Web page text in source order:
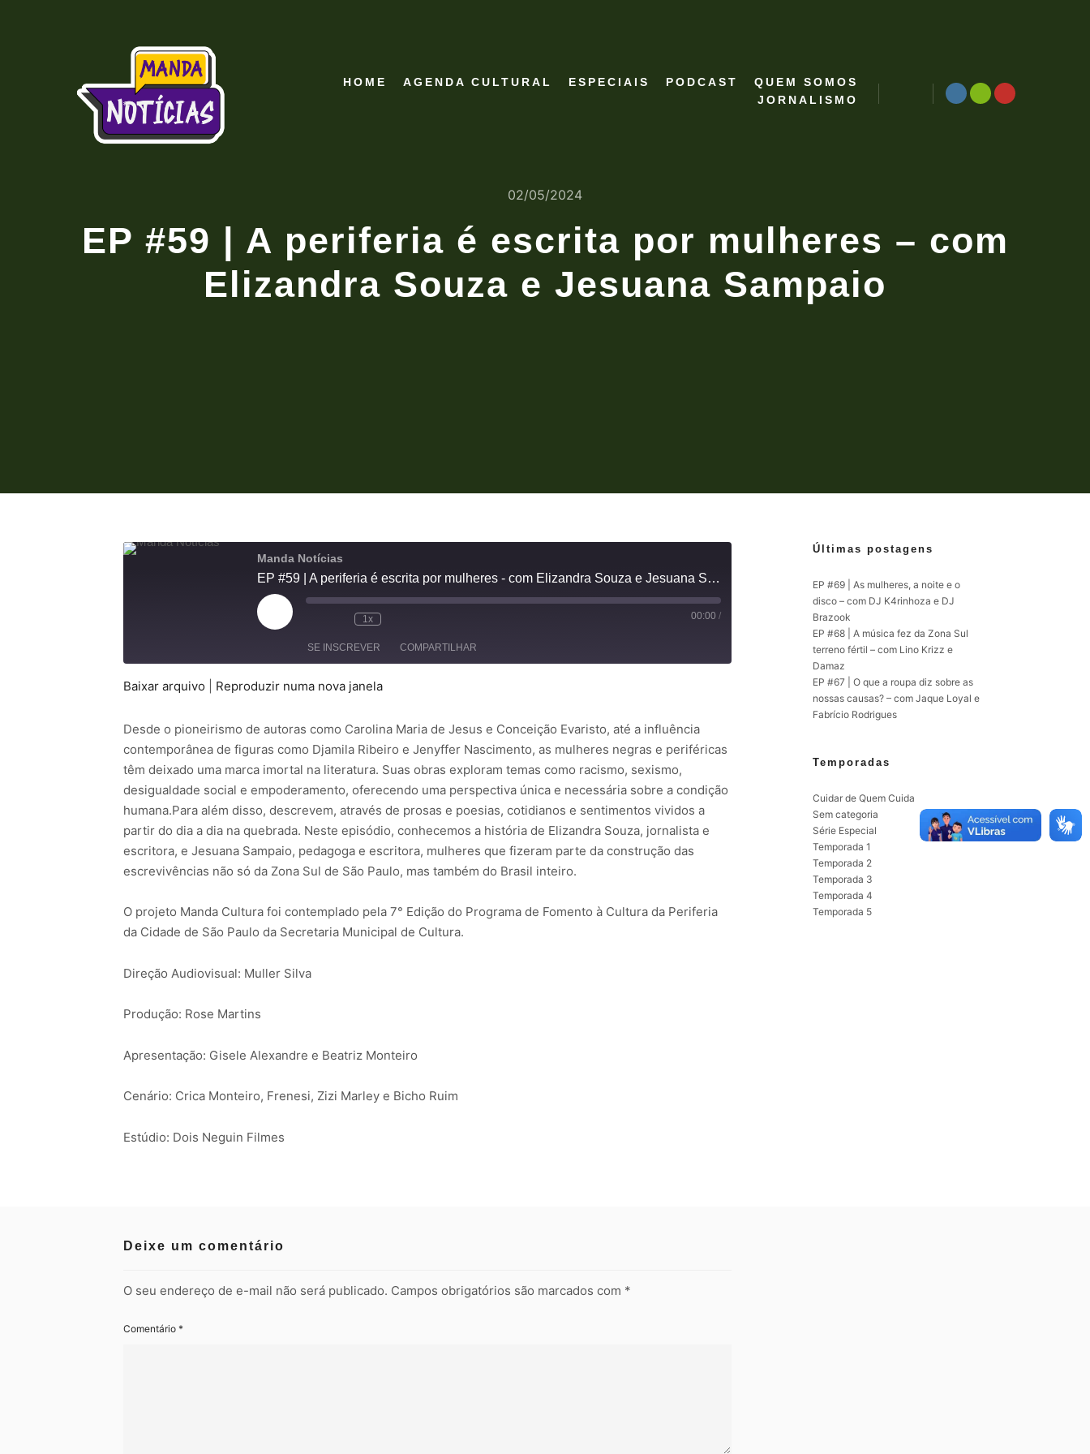
HOME AGENDA CULTURAL ESPECIAIS PODCAST
QUEM SOMOS
JORNALISMO
Pesquisa
02/05/2024
EP #59 | A periferia é escrita por mulheres – com
Elizandra Souza e Jesuana Sampaio
Manda Notícias
EP #59 | A periferia é escrita por mulheres - com Elizandra Souza e Jesuana Sampaio
Reproduzir
episódio
1x 00:00 /
SE INSCREVER COMPARTILHAR
COMPARTILHAR
LINK
INCORPORAR
Baixar arquivo Reproduzir numa nova janela
Desde o pioneirismo de autoras como Carolina Maria de Jesus e Conceição Evaristo, até a influência
contemporânea de figuras como Djamila Ribeiro e Jenyffer Nascimento, as mulheres negras e periféricas
têm deixado uma marca imortal na literatura. Suas obras exploram temas como racismo, sexismo,
desigualdade social e empoderamento, oferecendo uma perspectiva única e necessária sobre a condição
humana.Para além disso, descrevem, através de prosas e poesias, cotidianos e sentimentos vividos a
partir do dia a dia na quebrada. Neste episódio, conhecemos a história de Elizandra Souza, jornalista e
escritora, e Jesuana Sampaio, pedagoga e escritora, mulheres que fizeram parte da construção das
escrevivências não só da Zona Sul de São Paulo, mas também do Brasil inteiro.
O projeto Manda Cultura foi contemplado pela 7° Edição do Programa de Fomento à Cultura da Periferia
da Cidade de São Paulo da Secretaria Municipal de Cultura.
Direção Audiovisual: Muller Silva
Produção: Rose Martins
Apresentação: Gisele Alexandre e Beatriz Monteiro
Cenário: Crica Monteiro, Frenesi, Zizi Marley e Bicho Ruim
Estúdio: Dois Neguin Filmes
Deixe um comentário
O seu endereço de e-mail não será publicado. Campos obrigatórios são marcados com *
Comentário *
Últimas postagens
EP #69 | As mulheres, a noite e o
disco – com DJ K4rinhoza e DJ
Brazook
EP #68 | A música fez da Zona Sul
terreno fértil – com Lino Krizz e
Damaz
EP #67 | O que a roupa diz sobre as
nossas causas? – com Jaque Loyal e
Fabrício Rodrigues
Temporadas
Cuidar de Quem Cuida
Sem categoria
Série Especial
Temporada 1
Temporada 2
Temporada 3
Temporada 4
Temporada 5